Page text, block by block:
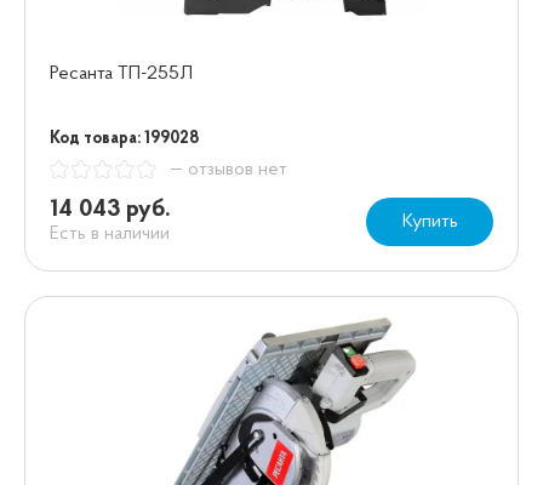
Ресанта ТП-255Л
Код товара: 199028
— отзывов нет
14 043 руб.
Есть в наличии
Купить